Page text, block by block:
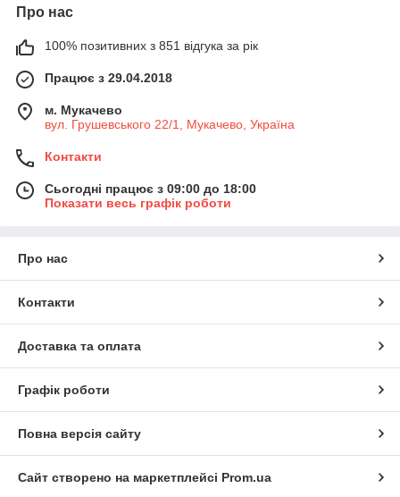
Про нас
100% позитивних з 851 відгука за рік
Працює з 29.04.2018
м. Мукачево
вул. Грушевського 22/1, Мукачево, Україна
Контакти
Сьогодні працює з 09:00 до 18:00
Показати весь графік роботи
Про нас
Контакти
Доставка та оплата
Графік роботи
Повна версія сайту
Сайт створено на маркетплейсі Prom.ua